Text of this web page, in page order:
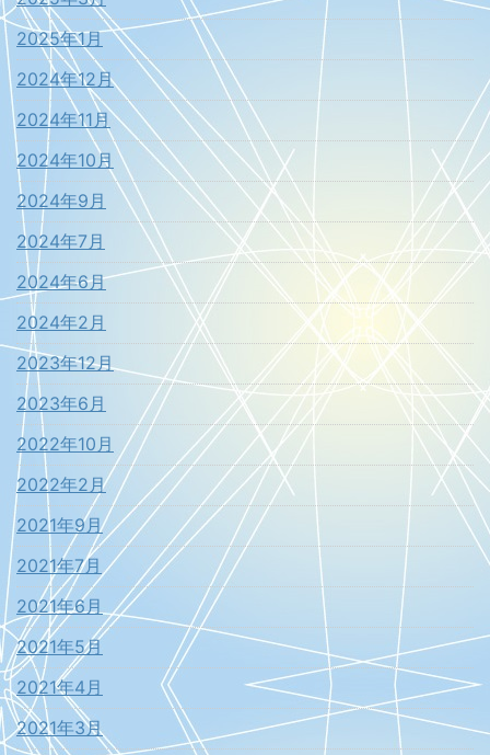
2025年1月
2024年12月
2024年11月
2024年10月
2024年9月
2024年7月
2024年6月
2024年2月
2023年12月
2023年6月
2022年10月
2022年2月
2021年9月
2021年7月
2021年6月
2021年5月
2021年4月
2021年3月